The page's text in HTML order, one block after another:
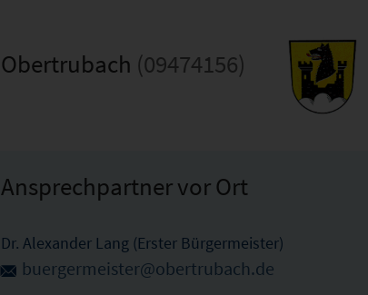
Obertrubach (09474156)
Ansprechpartner vor Ort
Dr. Alexander Lang (Erster Bürgermeister)
buergermeister@obertrubach.de